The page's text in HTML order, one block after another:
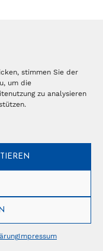
stimmen Sie der
um die
zu analysieren
Impressum
// +41 31 300 30 85 //
1 - CH-3012 Bern //